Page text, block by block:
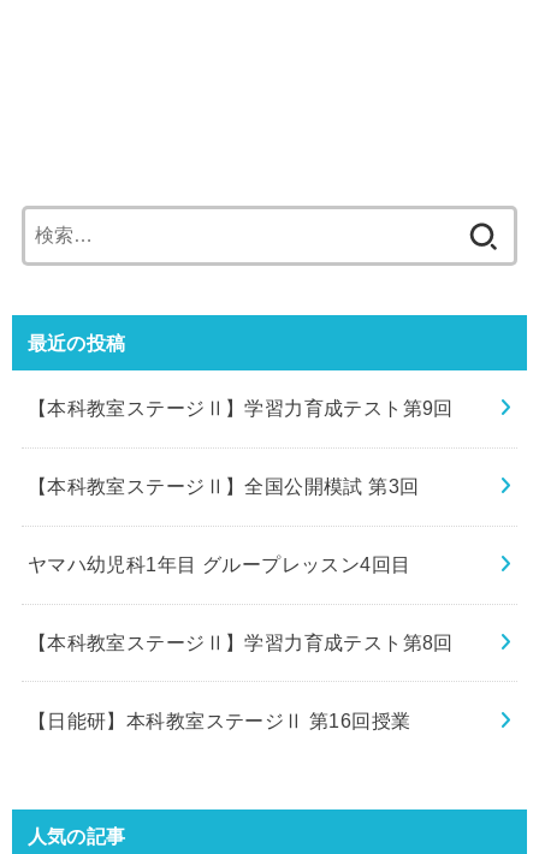
索:
最近の投稿
【本科教室ステージⅡ】学習力育成テスト第9回
【本科教室ステージⅡ】全国公開模試 第3回
ヤマハ幼児科1年目 グループレッスン4回目
【本科教室ステージⅡ】学習力育成テスト第8回
【日能研】本科教室ステージⅡ 第16回授業
人気の記事